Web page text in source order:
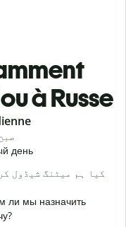
à Russe
день
کیا ہم میٹنگ شیڈول
ли мы назначить